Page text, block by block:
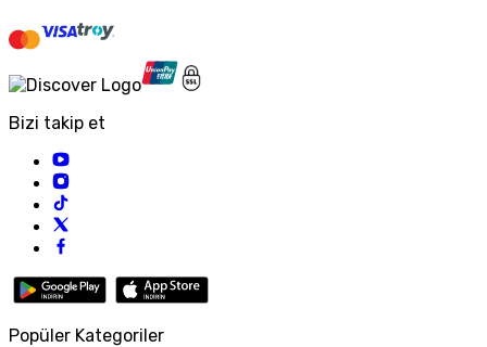
Bizi takip et
Popüler Kategoriler